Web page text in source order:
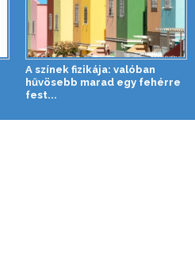
A színek fizikája: valóban
hűvösebb marad egy fehérre
fest...